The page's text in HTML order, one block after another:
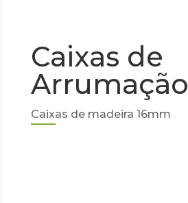
Caixas de
Arrumação
Caixas de madeira 16mm